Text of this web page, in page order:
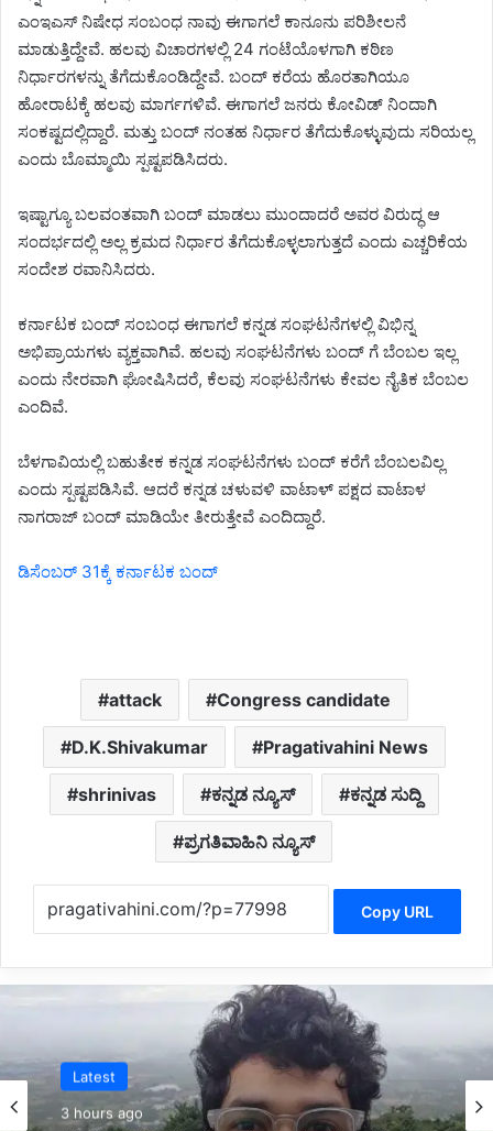
ಎಂಇಎಸ್ ನಿಷೇಧ ಸಂಬಂಧ ನಾವು ಈಗಾಗಲೆ ಕಾನೂನು ಪರಿಶೀಲನೆ
ಮಾಡುತ್ತಿದ್ದೇವೆ. ಹಲವು ವಿಚಾರಗಳಲ್ಲಿ 24 ಗಂಟೆಯೊಳಗಾಗಿ ಕಠಿಣ
ನಿರ್ಧಾರಗಳನ್ನು ತೆಗೆದುಕೊಂಡಿದ್ದೇವೆ. ಬಂದ್ ಕರೆಯ ಹೊರತಾಗಿಯೂ
ಹೋರಾಟಕ್ಕೆ ಹಲವು ಮಾರ್ಗಗಳಿವೆ. ಈಗಾಗಲೆ ಜನರು ಕೋವಿಡ್ ನಿಂದಾಗಿ
ಸಂಕಷ್ಟದಲ್ಲಿದ್ದಾರೆ. ಮತ್ತು ಬಂದ್ ನಂತಹ ನಿರ್ಧಾರ ತೆಗೆದುಕೊಳ್ಳುವುದು ಸರಿಯಲ್ಲ
ಎಂದು ಬೊಮ್ಮಾಯಿ ಸ್ಪಷ್ಟಪಡಿಸಿದರು.
ಇಷ್ಟಾಗ್ಯೂ ಬಲವಂತವಾಗಿ ಬಂದ್ ಮಾಡಲು ಮುಂದಾದರೆ ಅವರ ವಿರುದ್ಧ ಆ
ಸಂದರ್ಭದಲ್ಲಿ ಅಲ್ಲ ಕ್ರಮದ ನಿರ್ಧಾರ ತೆಗೆದುಕೊಳ್ಳಲಾಗುತ್ತದೆ ಎಂದು ಎಚ್ಚರಿಕೆಯ
ಸಂದೇಶ ರವಾನಿಸಿದರು.
ಕರ್ನಾಟಕ ಬಂದ್ ಸಂಬಂಧ ಈಗಾಗಲೆ ಕನ್ನಡ ಸಂಘಟನೆಗಳಲ್ಲಿ ವಿಭಿನ್ನ
ಅಭಿಪ್ರಾಯಗಳು ವ್ಯಕ್ತವಾಗಿವೆ. ಹಲವು ಸಂಘಟನೆಗಳು ಬಂದ್ ಗೆ ಬೆಂಬಲ ಇಲ್ಲ
ಎಂದು ನೇರವಾಗಿ ಘೋಷಿಸಿದರೆ, ಕೆಲವು ಸಂಘಟನೆಗಳು ಕೇವಲ ನೈತಿಕ ಬೆಂಬಲ
ಎಂದಿವೆ.
ಬೆಳಗಾವಿಯಲ್ಲಿ ಬಹುತೇಕ ಕನ್ನಡ ಸಂಘಟನೆಗಳು ಬಂದ್ ಕರೆಗೆ ಬೆಂಬಲವಿಲ್ಲ
ಎಂದು ಸ್ಪಷ್ಟಪಡಿಸಿವೆ. ಆದರೆ ಕನ್ನಡ ಚಳುವಳಿ ವಾಟಾಳ್ ಪಕ್ಷದ ವಾಟಾಳ
ನಾಗರಾಜ್ ಬಂದ್ ಮಾಡಿಯೇ ತೀರುತ್ತೇವೆ ಎಂದಿದ್ದಾರೆ.
ಡಿಸೆಂಬರ್ 31ಕ್ಕೆ ಕರ್ನಾಟಕ ಬಂದ್
attack Congress candidate
D.K.Shivakumar Pragativahini News
shrinivas ಕನ್ನಡ ನ್ಯೂಸ್ ಕನ್ನಡ ಸುದ್ದಿ
ಪ್ರಗತಿವಾಹಿನಿ ನ್ಯೂಸ್
Copy URL
Karnataka News
4 hours ago